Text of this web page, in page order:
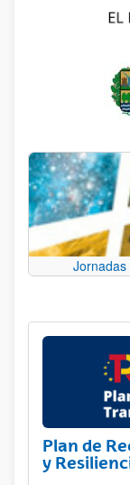
Plan de
y